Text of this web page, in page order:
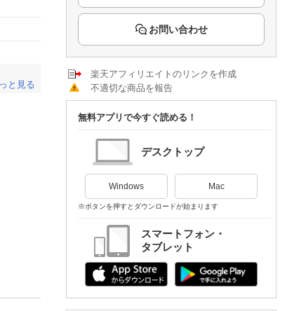
と見る
お問い合わせ
楽天アフィリエイトのリンクを作成
不適切な商品を報告
無料アプリで今すぐ読める！
デスクトップ
Windows Mac
※ボタンを押すとダウンロードが始まります
スマートフォン・
タブレット